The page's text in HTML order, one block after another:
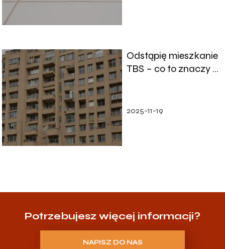
Odstąpię mieszkanie
TBS – co to znaczy i
2025-11-19
Potrzebujesz więcej informacji?
NAPISZ DO NAS